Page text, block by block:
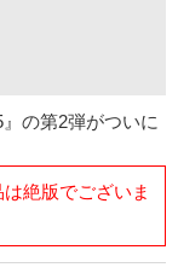
の第2弾がついに
絶版でございま